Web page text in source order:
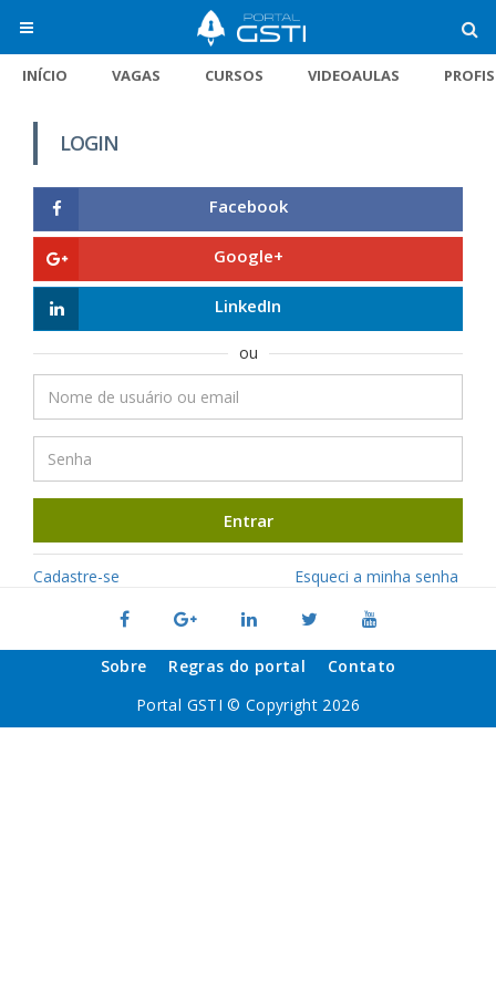
INÍCIO VAGAS CURSOS VIDEOAULAS
LOGIN
Facebook
Google+
LinkedIn
ou
Entrar
Cadastre-se Esqueci a minha senha
Sobre Regras do portal
Contato
Portal GSTI © Copyright 2026